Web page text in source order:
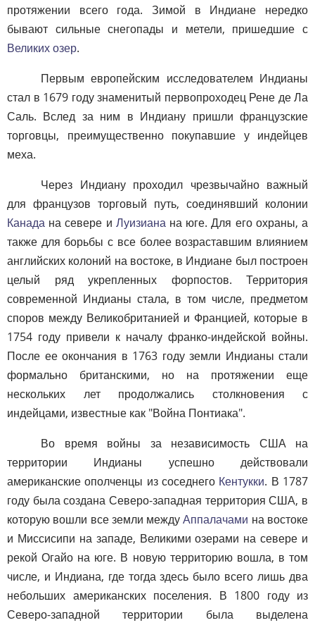
протяжении всего года. Зимой в Индиане нередко
бывают сильные снегопады и метели, пришедшие с
Великих озер.
Первым европейским исследователем Индианы
стал в 1679 году знаменитый первопроходец Рене де Ла
Саль. Вслед за ним в Индиану пришли французские
торговцы, преимущественно покупавшие у индейцев
меха.
Через Индиану проходил чрезвычайно важный
для французов торговый путь, соединявший колонии
Канада на севере и Луизианана юге. Для его охраны, а
также для борьбы с все более возраставшим влиянием
английских колоний на востоке, в Индиане был построен
целый ряд укрепленных форпостов. Территория
современной Индианы стала, в том числе, предметом
споров между Великобританией и Францией, которые в
1754 году привели к началу франко-индейской войны.
После ее окончания в 1763 году земли Индианы стали
формально британскими, но на протяжении еще
нескольких лет продолжались столкновения с
индейцами, известные как "Война Понтиака".
Во время войны за независимость США на
территории Индианы успешно действовали
американские ополченцы из соседнего Кентукки. В 1787
году была создана Северо-западная территория США, в
которую вошли все земли междуАппалачами на востоке
и Миссисипи на западе, Великими озерами на севере и
рекой Огайо на юге. В новую территорию вошла, в том
числе, и Индиана, где тогда здесь было всего лишь два
небольших американских поселения. В 1800 году из
Северо-западной территории была выделена